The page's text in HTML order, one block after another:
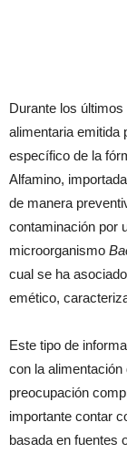
Durante los
alimentaria emitida
específico de la
Alfamino,
de manera
contaminación por
microorganismo
cual se ha
emético,
Este tipo de
con la
preocupación
importante contar
basada en fuentes